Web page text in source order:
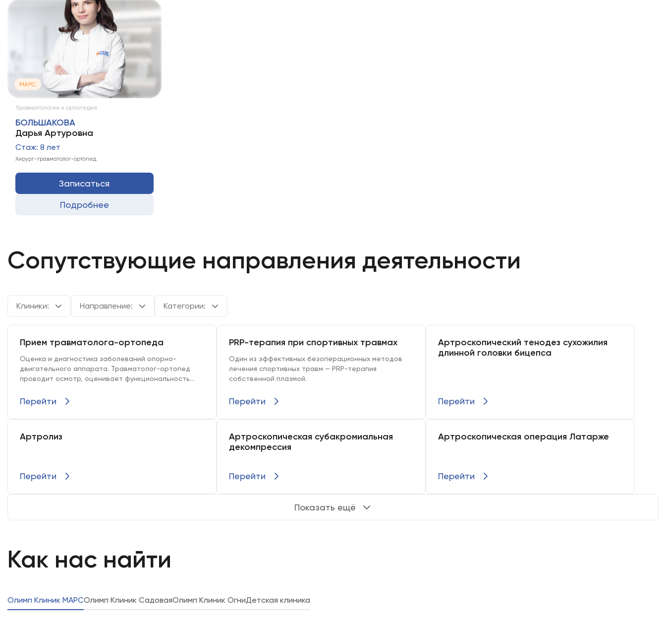
МАРС
Травматология и ортопедия
БОЛЬШАКОВА
Дарья Артуровна
Стаж: 8 лет
Хирург-травматолог-ортопед.
Записаться
Подробнее
Сопутствующие направления деятельности
Клиники: Направление: Категории:
Прием травматолога-ортопеда
Оценка и диагностика заболеваний опорно-
двигательного аппарата. Травматолог-ортопед
проводит осмотр, оценивает функциональность
исследования и разрабатывает план лечения или
реабилитации.
Перейти
PRP-терапия при спортивных травмах
Один из эффективных безоперационных методов
лечения спортивных травм — PRP-терапия
собственной плазмой.
Перейти
Артроскопический тенодез сухожилия
длинной головки бицепса
Перейти
Артролиз
Перейти
Артроскопическая субакромиальная
декомпрессия
Перейти
Артроскопическая операция Латарже
Перейти
Показать ещё
Как нас найти
Олимп Клиник МАРСОлимп Клиник СадоваяОлимп Клиник ОгниДетская клиника